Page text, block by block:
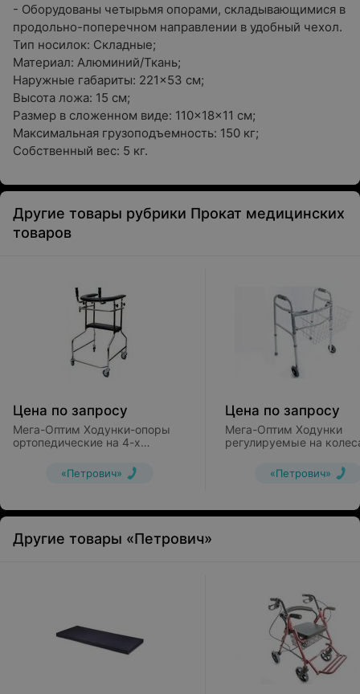
- Оборудованы четырьмя опорами, складывающимися в
продольно-поперечном направлении в удобный чехол.
Тип носилок: Складные;
Материал: Алюминий/Ткань;
Наружные габариты: 221×53 см;
Высота ложа: 15 см;
Размер в сложенном виде: 110×18×11 cм;
Максимальная грузоподъемность: 150 кг;
Собственный вес: 5 кг.
Другие товары рубрики Прокат медицинских
товаров
Цена по запросу
Мега-Оптим Ходунки-опоры
ортопедические на 4-х
«Петрович»
Цена по запросу
Мега-Оптим Ходунки
регулируемые на
«Петрович»
Другие товары «Петрович»